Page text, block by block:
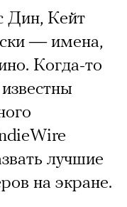
Дин, Кейт
— имена,
Когда-то
лучшие
на экране.